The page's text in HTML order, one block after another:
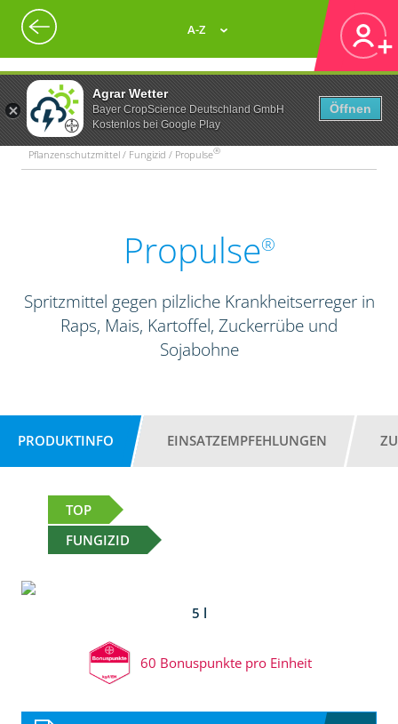
Agrar Wetter
Bayer CropScience Deutschland GmbH
Kostenlos bei Google Play
Öffnen
A-Z
Pflanzenschutzmittel / Fungizid / Propulse®
Propulse®
Spritzmittel gegen pilzliche Krankheitserreger in
Raps, Mais, Kartoffel, Zuckerrübe und
Sojabohne
PRODUKTINFO EINSATZEMPFEHLUNGEN
TOP
FUNGIZID
5 l
60 Bonuspunkte pro Einheit